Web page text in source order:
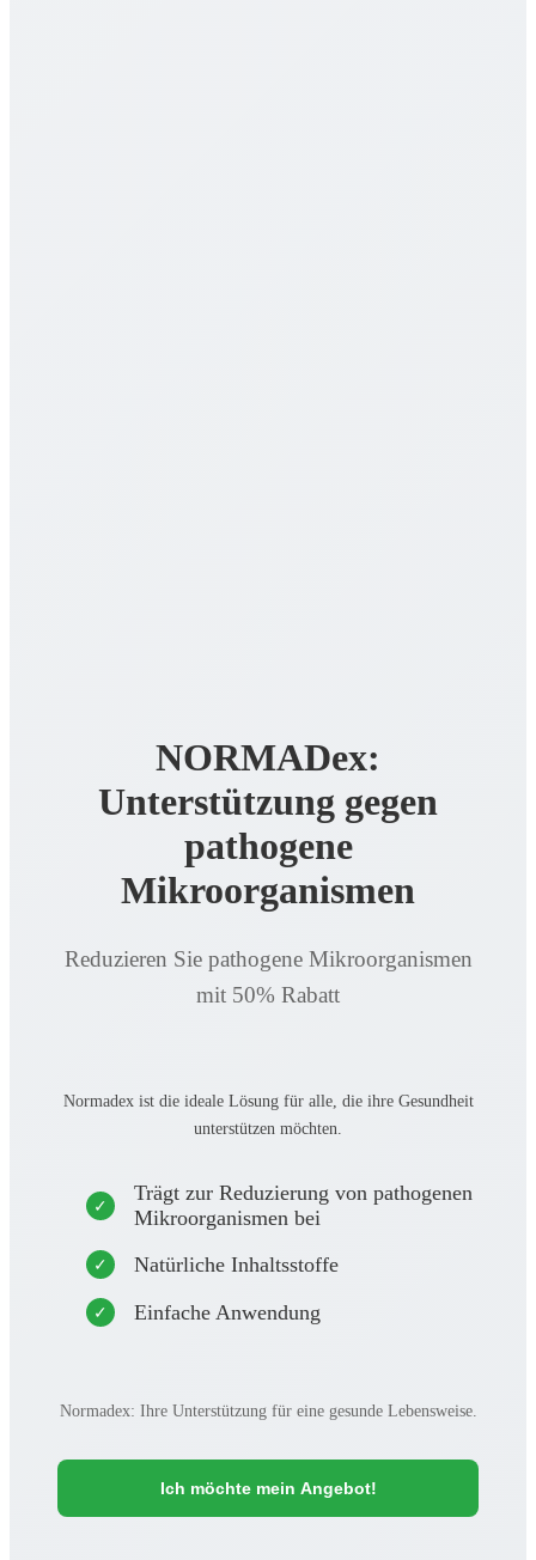
NORMADex:
Unterstützung gegen
pathogene
Mikroorganismen
Reduzieren Sie pathogene Mikroorganismen
mit 50% Rabatt
Normadex ist die ideale Lösung für alle, die ihre Gesundheit
unterstützen möchten.
Trägt zur Reduzierung von pathogenen
Mikroorganismen bei
Natürliche Inhaltsstoffe
Einfache Anwendung
Normadex: Ihre Unterstützung für eine gesunde Lebensweise.
Ich möchte mein Angebot!